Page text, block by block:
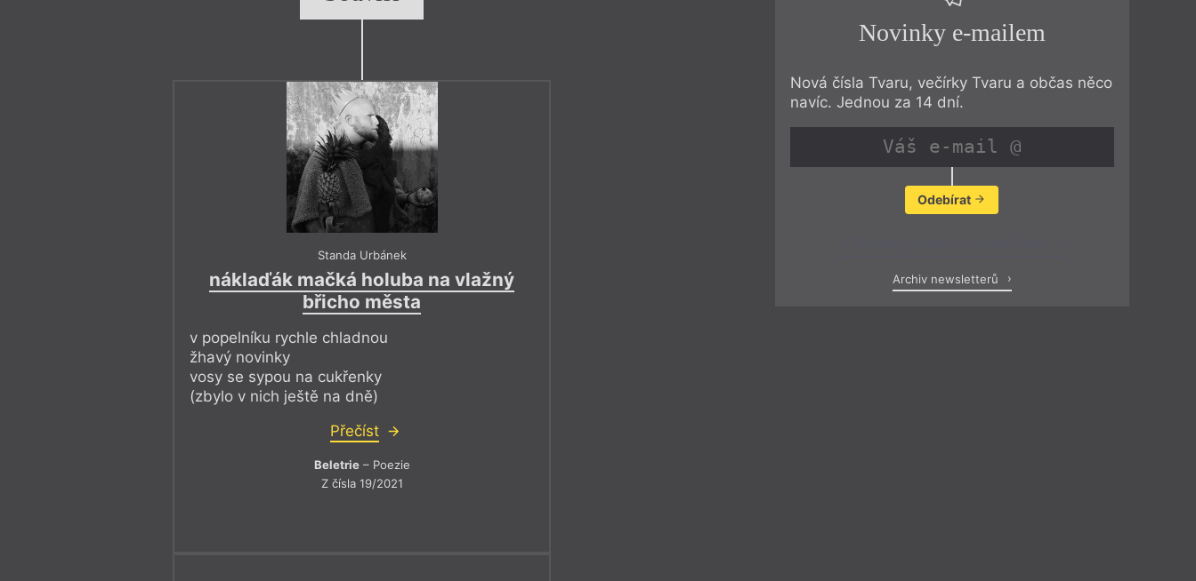
Standa Urbánek
náklaďák mačká holuba na vlažný
břicho města
v popelníku rychle chladnou
žhavý novinky
vosy se sypou na cukřenky
(zbylo v nich ještě na dně)
Přečíst
Beletrie– Poezie
Z čísla 19/2021
Novinky e-mailem
Nová čísla Tvaru, večírky Tvaru a občas něco
navíc. Jednou za 14 dní.
Odebírat
Archiv newsletterů